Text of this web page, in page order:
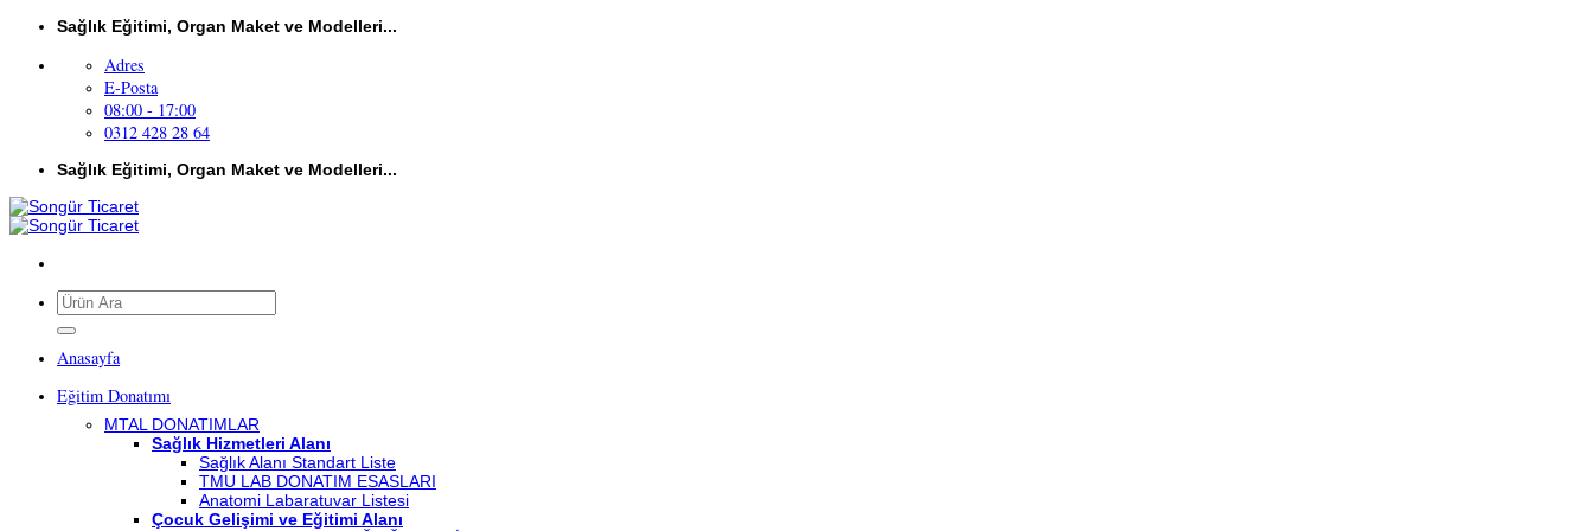
İçeriğeSağlık Eğitimi, Organ Maket ve Modelleri...
Adres
E-Posta
08:00 - 17:00
0312 428 28 64
Sağlık Eğitimi, Organ Maket ve Modelleri...
Ara:
Anasayfa
Eğitim Donatımı
MTAL DONATIMLAR
Sağlık Hizmetleri Alanı
Sağlık Alanı Standart Liste
TMU LAB DONATIM ESASLARI
Anatomi Labaratuvar Listesi
Çocuk Gelişimi ve Eğitimi Alanı